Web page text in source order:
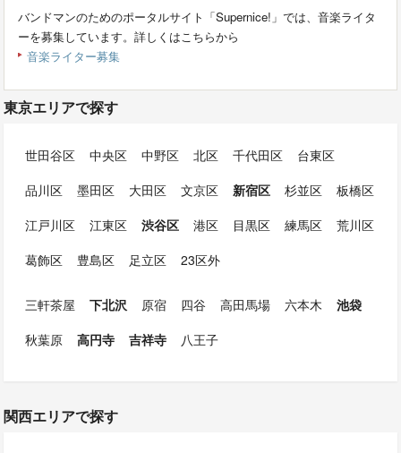
バンドマンのためのポータルサイト「Supernice!」では、音楽ライタ
ーを募集しています。詳しくはこちらから
音楽ライター募集
東京エリアで探す
世田谷区 中央区 中野区 北区 千代田区
台東区
品川区
墨田区 大田区 文京区 新宿区 杉並区
板橋区
江戸川区
江東区 渋谷区 港区 目黒区 練馬区
荒川区
葛飾区
豊島区 足立区 23区外
三軒茶屋 下北沢 原宿 四谷 高田馬場 六本木
池袋
秋葉原
高円寺 吉祥寺 八王子
関西エリアで探す